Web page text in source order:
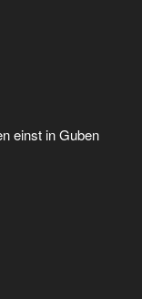
einst in Guben